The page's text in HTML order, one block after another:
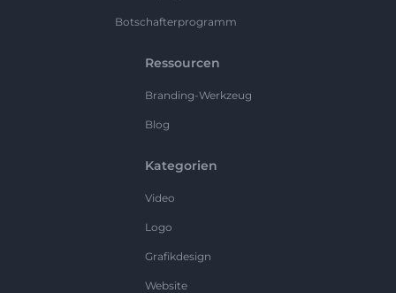
Botschafterprogramm
Ressourcen
Branding-Werkzeug
Blog
Kategorien
Video
Logo
Grafikdesign
Website